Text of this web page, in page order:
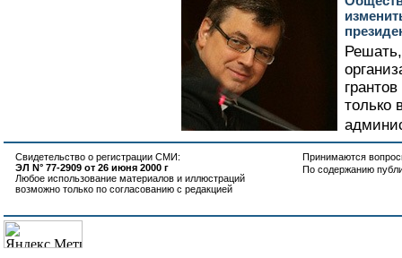
только
Свидетельство о регистрации СМИ:
ЭЛ N° 77-2909 от 26 июня 2000 г
Любое использование материалов и иллюстраций
возможно только по согласованию с редакцией
Принимаются
По содержанию